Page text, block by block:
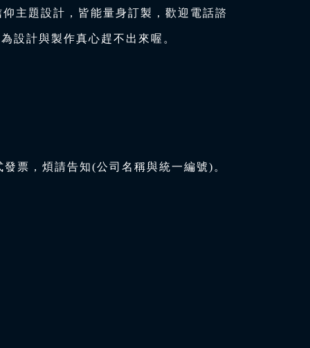
主題設計，皆能量身訂製，歡迎電話諮
設計與製作真心趕不出來喔。
票，煩請告知(公司名稱與統一編號)。